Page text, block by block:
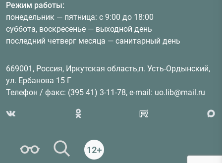
Режим работы:
понедельник — пятница: с 9:00 до 18:00
суббота, воскресенье — выходной день
последний четверг месяца — санитарный день
669001, Россия, Иркутская область,п. Усть-Ордынский,
ул. Ербанова 15 Г
Телефон / факс: (395 41) 3-11-78, e-mail: uo.lib@mail.ru